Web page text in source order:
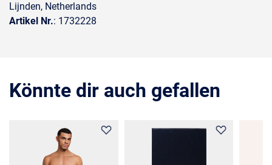
Lijnden, Netherlands
Artikel Nr.: 1732228
Könnte dir auch gefallen